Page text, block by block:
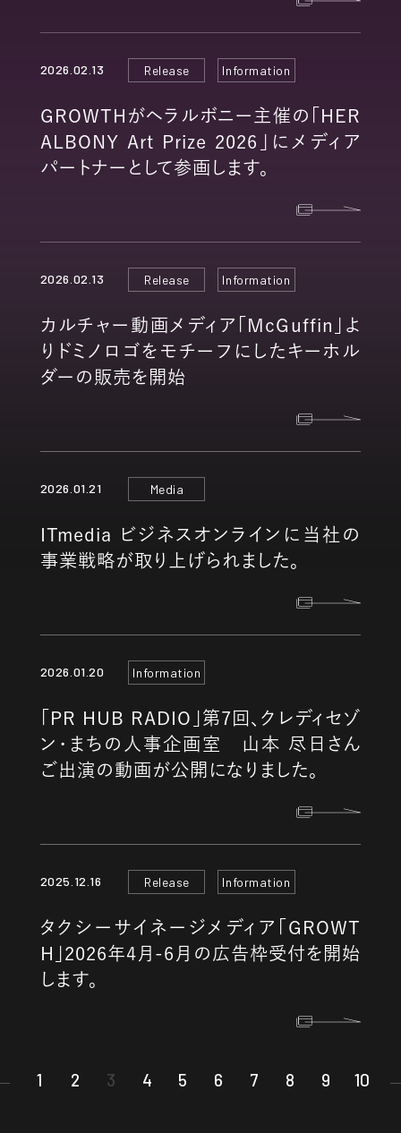
2026.02.13 Release Information
GROWTHがヘラルボニー主催の「HER
ALBONY Art Prize 2026」にメディア
パートナーとして参画します。
2026.02.13 Release Information
カルチャー動画メディア「McGuffin」よ
りドミノロゴをモチーフにしたキーホル
ダーの販売を開始
2026.01.21 Media
ITmedia ビジネスオンラインに当社の
事業戦略が取り上げられました。
2026.01.20 Information
「PR HUB RADIO」第7回、クレディセゾ
ン・まちの人事企画室 山本 尽日さん
ご出演の動画が公開になりました。
2025.12.16 Release Information
タクシーサイネージメディア「GROWT
H」2026年4月-6月の広告枠受付を開始
します。
1 2 3 4 5 6 7 8 9 10